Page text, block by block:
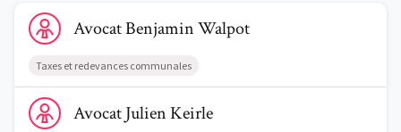
Voir le profil de AvocatBenjamin Walpot
AvocatBenjaminWalpot
Taxes et redevances communales
Voir le profil de AvocatJulien Keirle
AvocatJulien Keirle